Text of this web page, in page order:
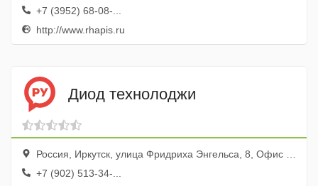
+7 (3952) 68-08-...
http://www.rhapis.ru
Диод технолоджи
Россия, Иркутск, улица Фридриха Энгельса, 8, Офис 209
+7 (902) 513-34-...